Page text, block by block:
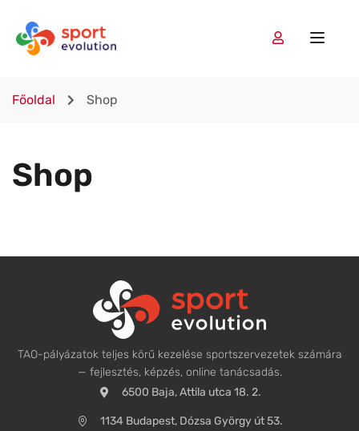
Főoldal Shop
Shop
TAO-pályázatok teljes körű kezelése sportszervezetek számára
— fejlesztés, képzés, online tanácsadás.
6500 Baja, Attila utca 18. 2.
1134 Budapest, Dózsa György út 53.